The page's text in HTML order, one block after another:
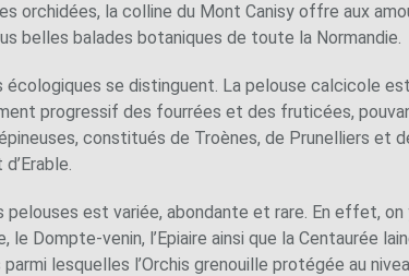
orchidées, la colline du Mont Canisy offre aux
belles balades botaniques de toute la Normandie.
écologiques se distinguent. La pelouse calcicole
progressif des fourrées et des fruticées,
constitués de Troènes, de Prunelliers
pelouses est variée, abondante et rare. En effet,
le Dompte-venin, l’Epiaire ainsi que la Centaurée
parmi lesquelles l’Orchis grenouille protégée au